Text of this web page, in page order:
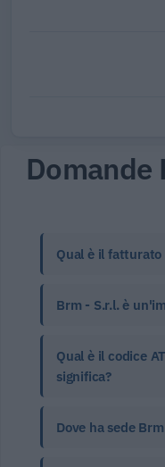
Domande
Qual è il fatturato
Brm - S.r.l. è
Qual è il codice
significa?
Dove ha sede